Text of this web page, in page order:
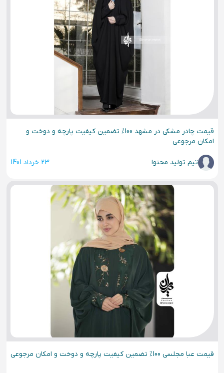
قیمت چادر مشکی در مشهد 100% تضمین کیفیت پارچه و دوخت و
امکان مرجوعی
تیم تولید محتوا 23 خرداد 1401
قیمت عبا مجلسی 100% تضمین کیفیت پارچه و دوخت و امکان مرجوعی